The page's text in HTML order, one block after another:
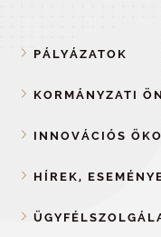
PÁLYÁZATOK
KORMÁNYZATI
INNOVÁCIÓS
HÍREK,